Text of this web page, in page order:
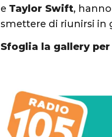
e Taylor Swift,
smettere di riunirsi in
Sfoglia la gallery